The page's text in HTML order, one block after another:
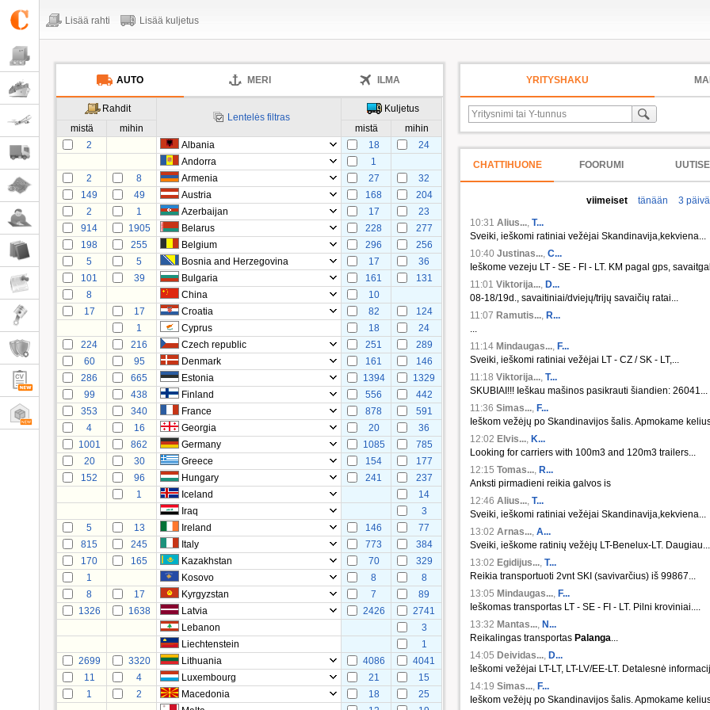
Lisää rahti Lisää kuljetus
AUTO MERI ILMA
Rahdit
Lentelės filtras
Kuljetus
mistä
mihin mistä
mihin
2
Albania 18
24
Andorra
1
2
8 Armenia 27
32
149
49 Austria 168
204
2
1 Azerbaijan 17
23
914
1905 Belarus 228
277
198
255 Belgium 296
256
5
5 Bosnia and Herzegovina 17
36
101
39 Bulgaria 161
131
8
China
10
17
17 Croatia 82
124
1
Cyprus 18
24
224
216 Czech republic 251
289
60
95 Denmark 161
146
286
665 Estonia 1394
1329
99
438 Finland 556
442
353
340 France 878
591
4
16 Georgia 20
36
1001
862 Germany 1085
785
20
30 Greece 154
177
152
96 Hungary 241
237
1
Iceland
14
Iraq
3
5
13 Ireland 146
77
815
245 Italy 773
384
170
165 Kazakhstan 70
329
1
Kosovo 8
8
8
17 Kyrgyzstan 7
89
1326
1638 Latvia 2426
2741
Lebanon
3
Liechtenstein
1
2699
3320 Lithuania 4086
4041
11
4 Luxembourg 21
15
1
2 Macedonia 18
25
YRITYSHAKU
CHATTIHUONE FOORUMI
viimeiset tänään 3
10:31 Alius..., T...
Sveiki, ieškomi ratiniai vežėjai Skandinavija,kekviena...
10:40 Justinas..., C...
Ieškome vezeju LT - SE - FI - LT. KM pagal gps,
11:01 Viktorija..., D...
08-18/19d., savaitiniai/dviejų/trijų savaičių ratai...
11:07 Ramutis..., R...
...
11:14 Mindaugas..., F...
Sveiki, ieškomi ratiniai vežėjai LT - CZ / SK - LT,...
11:18 Viktorija..., T...
SKUBIAI!!! Ieškau mašinos pasikrauti šiandien: 26041...
11:36 Simas..., F...
Ieškom vežėjų po Skandinavijos šalis. Apmokame
12:02 Elvis..., K...
Looking for carriers with 100m3 and 120m3 trailers...
12:15 Tomas..., R...
Anksti pirmadieni reikia galvos is
12:46 Alius..., T...
Sveiki, ieškomi ratiniai vežėjai Skandinavija,kekviena...
13:02 Arnas..., A...
Sveiki, ieškome ratinių vežėjų LT-Benelux-LT. Daugiau...
13:02 Egidijus..., T...
Reikia transportuoti 2vnt SKI (savivarčius) iš 99867...
13:05 Mindaugas..., F...
Ieškomas transportas LT - SE - FI - LT. Pilni kroviniai....
13:32 Mantas..., N...
Reikalingas transportas Palanga...
14:05 Deividas..., D...
Ieškomi vežėjai LT-LT, LT-LV/EE-LT. Detalesnė
14:19 Simas..., F...
Ieškom vežėjų po Skandinavijos šalis. Apmokame